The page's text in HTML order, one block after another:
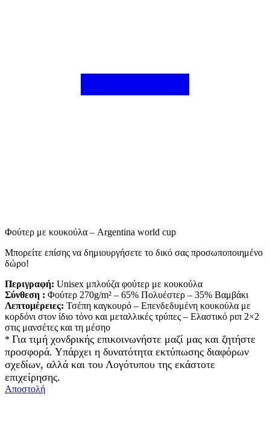
Φούτερ με κουκούλα – Argentina world cup
Mπορείτε επίσης να δημιουργήσετε το δικό σας προσωποποιημένο
δώρο!
Περιγραφή: Unisex μπλούζα φούτερ με κουκούλα
Σύνθεση : Φούτερ 270g/m² – 65% Πολυέστερ – 35% Βαμβάκι
Λεπτομέρειες: Τσέπη καγκουρό – Επενδεδυμένη κουκούλα με
κορδόνι στον ίδιο τόνο και μεταλλικές τρύπες – Ελαστικό ριπ 2×2
στις μανσέτες και τη μέσηο
* Για τιμή χονδρικής επικοινωνήστε μαζί μας και ζητήστε
προσφορά. Υπάρχει η δυνατότητα εκτύπωσης διαφόρων
σχεδίων, αλλά και του Λογότυπου της εκάστοτε
επιχείρησης.
Αποστολή